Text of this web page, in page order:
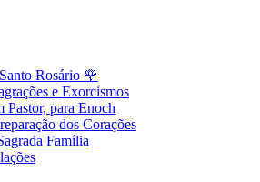
Rosário 🌹
e Exorcismos
Pastor, para Enoch
dos Corações
Família